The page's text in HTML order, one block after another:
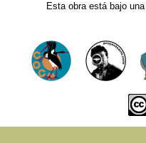
Esta obra está bajo una